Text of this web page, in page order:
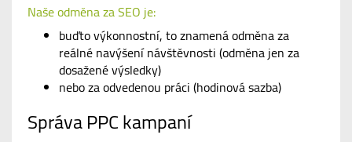
Naše odměna za SEO je:
buďto výkonnostní, to znamená odměna za
reálné navýšení návštěvnosti (odměna jen za
dosažené výsledky)
nebo za odvedenou práci (hodinová sazba)
Správa PPC kampaní